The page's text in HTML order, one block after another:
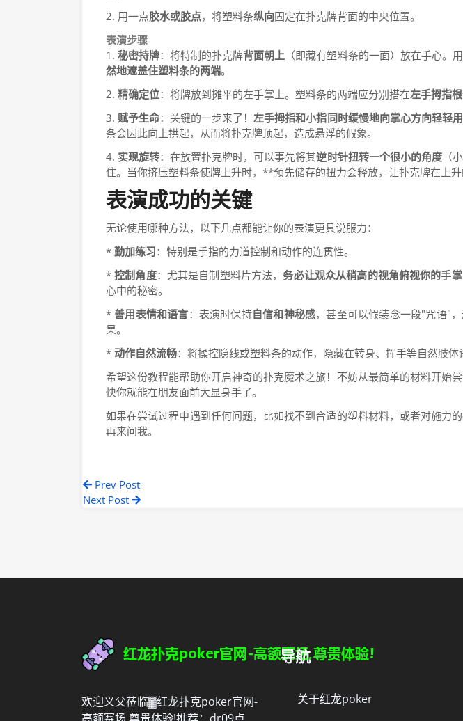
2. 用一点胶水或胶点，将塑料条纵向固定在扑克牌背面的中央位置。
表演步骤
1.秘密持牌：将特制的扑克牌背面朝上 （即藏有塑料条的一面）放在手心。
然地遮盖住塑料条的两端。
2. 精确定位：将牌放到摊平的左手掌上。塑料条的两端应分别搭在左手拇指
3. 赋予生命：关键的一步来了！左手拇指和小指同时缓慢地向掌心方向轻轻
条会因此向上拱起，从而将扑克牌顶起，造成悬浮的假象。
4. 实现旋转：在放置扑克牌时，可以事先将其逆时针扭转一个很小的角度（
住。当你挤压塑料条使牌上升时，**预先储存的扭力会释放，让扑克牌在上升
表演成功的关键
无论使用哪种方法，以下几点都能让你的表演更具说服力：
* 勤加练习：特别是手指的力道控制和动作的连贯性。
*控制角度：尤其是自制塑料片方法，务必让观众从稍高的视角俯视你的手掌
心中的秘密。
*善用表情和语言：表演时保持自信和神秘感，甚至可以假装念一段"咒语"
果。
* 动作自然流畅：将操控隐线或塑料条的动作，隐藏在转身、挥手等自然肢体
希望这份教程能帮助你开启神奇的扑克魔术之旅！不妨从最简单的材料开始
快你就能在朋友面前大显身手了。
如果在尝试过程中遇到任何问题，比如找不到合适的塑料材料，或者对施力
再来问我。
Prev Post
Next Post
欢迎义父莅临▓红龙扑克poker官网-
导航
关于红龙poker